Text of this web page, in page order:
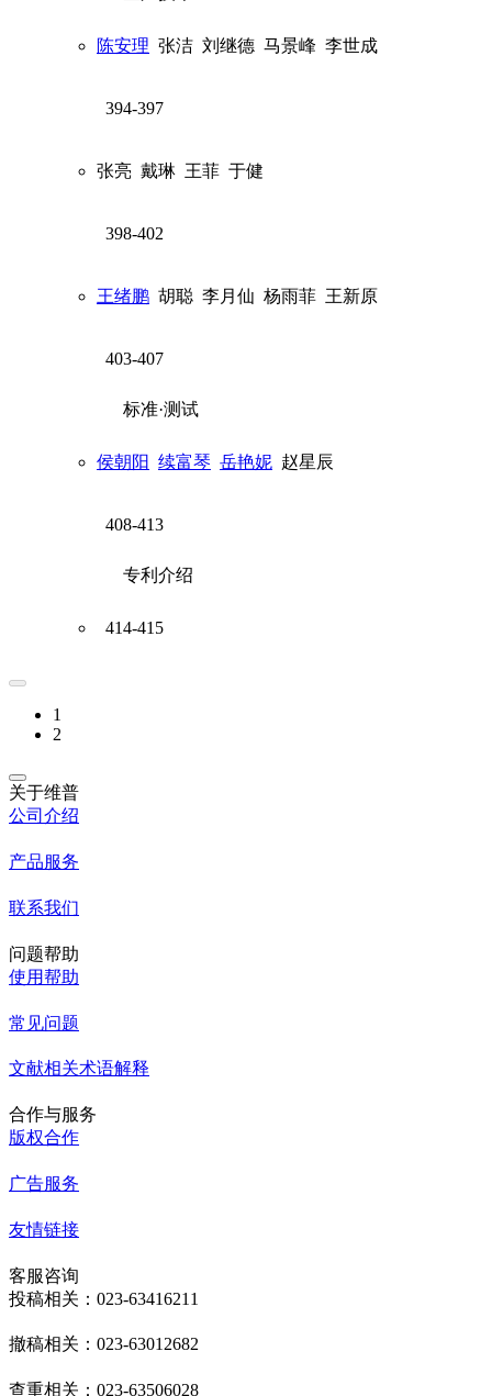
陈安理 张洁 刘继德 马景峰 李世成
394-397
张亮 戴琳 王菲 于健
398-402
王绪鹏 胡聪 李月仙 杨雨菲 王新原
403-407
标准·测试
侯朝阳 续富琴 岳艳妮 赵星辰
408-413
专利介绍
414-415
1
2
关于维普
公司介绍
产品服务
联系我们
问题帮助
使用帮助
常见问题
文献相关术语解释
合作与服务
版权合作
广告服务
友情链接
客服咨询
投稿相关：023-63416211
撤稿相关：023-63012682
查重相关：023-63506028